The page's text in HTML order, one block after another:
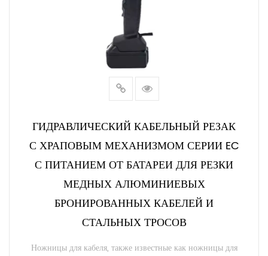
ГИДРАВЛИЧЕСКИЙ КАБЕЛЬНЫЙ РЕЗАК
С ХРАПОВЫМ МЕХАНИЗМОМ СЕРИИ EC
С ПИТАНИЕМ ОТ БАТАРЕИ ДЛЯ РЕЗКИ
МЕДНЫХ АЛЮМИНИЕВЫХ
БРОНИРОВАННЫХ КАБЕЛЕЙ И
СТАЛЬНЫХ ТРОСОВ
Ножницы для кабеля, также известные как ножницы для